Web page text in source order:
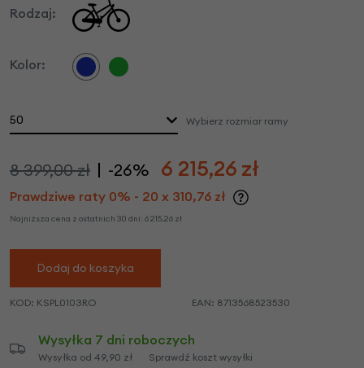
Rodzaj:
Kolor:
50 Wybierz rozmiar ramy
8 399,00 zł -26% 6 215,26 zł
Prawdziwe raty 0% - 20 x 310,76 zł
Najniższa cena z ostatnich 30 dni: 6 215,26 zł
Dodaj do koszyka
KOD: KSPL0103RO EAN: 8713568523530
Wysyłka 7 dni roboczych
Wysyłka od 49,90 zł Sprawdź koszt wysyłki